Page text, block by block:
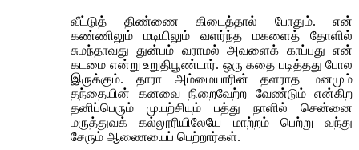
வீட்டுத் திண்ணை கிடைத்தால் போதும். என்
கண்ணிலும் மடியிலும் வளர்ந்த மகளைத் தோளில்
சுமந்தாவது துன்பம் வராமல் அவளைக் காப்பது என்
கடமை என்று உறுதிபூண்டார். ஒரு கதை படித்தது போல
இருக்கும். தாரா அம்மையாரின் தளராத மனமும்
தந்தையின் கனவை நிறைவேற்ற வேண்டும் என்கிற
தனிப்பெரும் முயற்சியும் பத்து நாளில் சென்னை
மருத்துவக் கல்லூரியிலேயே மாற்றம் பெற்று வந்து
சேரும் ஆணையைப் பெற்றார்கள்.